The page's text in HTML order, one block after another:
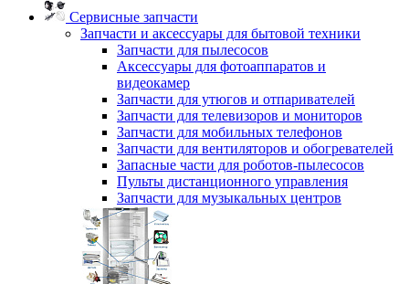
Сервисные запчасти
Запчасти и аксессуары для бытовой техники
Запчасти для пылесосов
Аксессуары для фотоаппаратов и
видеокамер
Запчасти для утюгов и отпаривателей
Запчасти для телевизоров и мониторов
Запчасти для мобильных телефонов
Запчасти для вентиляторов и обогревателей
Запасные части для роботов-пылесосов
Пульты дистанционного управления
Запчасти для музыкальных центров